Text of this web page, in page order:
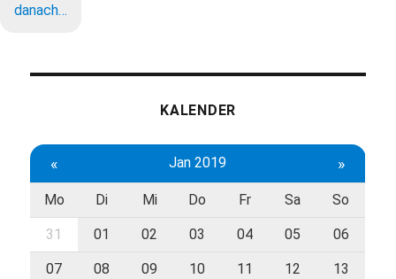
danach…
KALENDER
« Jan 2019 »
Mo Di Mi Do Fr Sa So
31 01 02 03 04 05 06
07 08 09 10 11 12 13